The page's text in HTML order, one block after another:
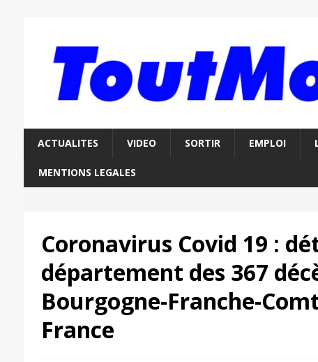
ACTUALITES VIDEO SORTIR EMPLOI
MENTIONS LEGALES
Coronavirus Covid 19 :
département des 367
Bourgogne-Franche-
France